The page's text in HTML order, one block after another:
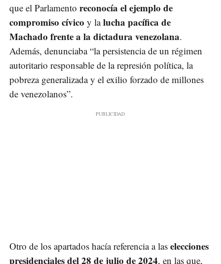
que el Parlamento reconocía el ejemplo de
compromiso cívico y lalucha pacífica de
Machado frente a la dictadura venezolana.
Además, denunciaba “la persistencia de un régimen
autoritario responsable de la represión política, la
pobreza generalizada y el exilio forzado de millones
de venezolanos”.
Otro de los apartados hacía referencia a las elecciones
presidenciales del 28 de julio de 2024, en las que,